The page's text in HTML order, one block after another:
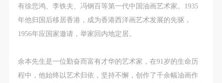
有徐悲鸿、李铁夫、冯钢百等第一代中国油画艺术家。1935
年他归国后移居香港，成为香港西洋画艺术发展的先驱，
1956年应国家邀请，举家回内地定居。
余本先生是一位勤奋而富有才华的艺术家，在91岁的生命历
程中，他始终以艺术归依，坚持不懈，创作了千余幅油画作
关“章程”规定享受相关权益。
中央美术学院美术馆活动安全免责协议书
第一条
负的原则。但活动有风险，参加者应有必要的风险意
识。
关“章程”规定享受相关权益。
中央美术学院美术馆活动安全免责协议书
第一条
负的原则。但活动有风险，参加者应有必要的风险意
识。
关“章程”规定享受相关权益。
中央美术学院美术馆活动安全免责协议书
第一条
负的原则。但活动有风险，参加者应有必要的风险意
识。